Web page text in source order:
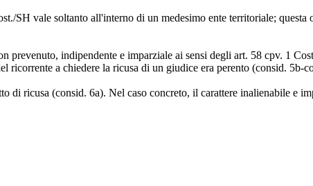
SH vale soltanto all'interno di un medesimo ente territoriale;
indipendente e imparziale ai sensi degli art. 58 cpv. 1
a chiedere la ricusa di un giudice era perento (consid. 5b-
ricusa (consid. 6a). Nel caso concreto, il carattere inalienabile e